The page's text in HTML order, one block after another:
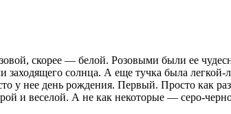
скорее — белой. Розовыми были ее
солнца. А еще тучка была
у нее день рождения. Первый. Просто как
и веселой. А не как некоторые — серо-